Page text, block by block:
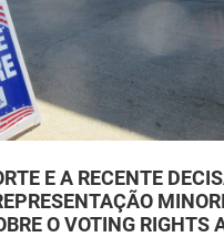
E A RECENTE
O VOTING RIGHTS